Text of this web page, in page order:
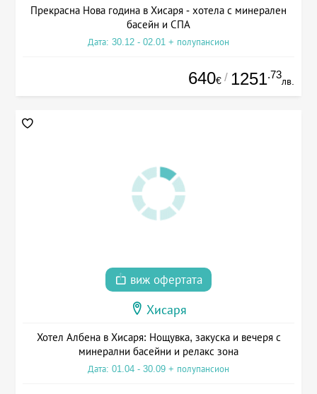
Прекрасна Нова година в Хисаря - хотела с минерален
басейн и СПА
Дата: 30.12 - 02.01 + полупансион
640€ / 1251.73
лв.
виж офертата
Хисаря
Хотел Албена в Хисаря: Нощувка, закуска и вечеря с
минерални басейни и релакс зона
Дата: 01.04 - 30.09 + полупансион